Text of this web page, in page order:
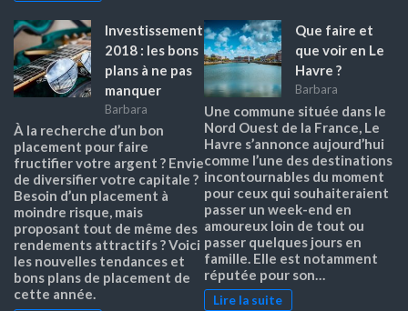
Investissement
2018 : les bons
plans à ne pas
manquer
Barbara
À la recherche d’un bon
placement pour faire
fructifier votre argent ? Envie
de diversifier votre capitale ?
Besoin d’un placement à
moindre risque, mais
proposant tout de même des
rendements attractifs ? Voici
les nouvelles tendances et
bons plans de placement de
cette année.
Que faire et
que voir en Le
Havre ?
Barbara
Une commune située dans le
Nord Ouest de la France, Le
Havre s’annonce aujourd’hui
comme l’une des destinations
incontournables du moment
pour ceux qui souhaiteraient
passer un week-end en
amoureux loin de tout ou
passer quelques jours en
famille. Elle est notamment
réputée pour son…
Lire la suite